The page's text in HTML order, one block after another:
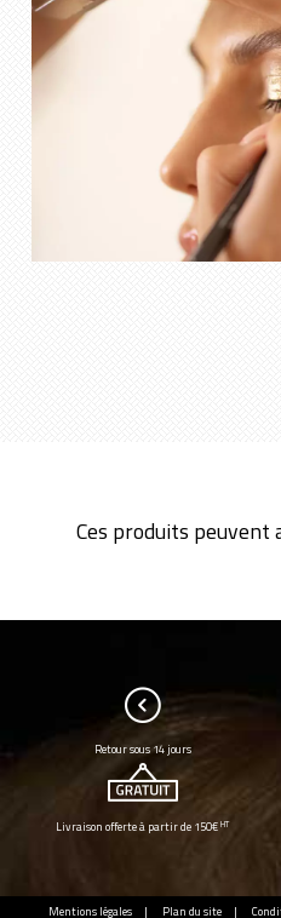
Ces produits peuvent
Retour sous 14 jours
Livraison offerte à partir de 150€HT
Mentions légales Plan du site